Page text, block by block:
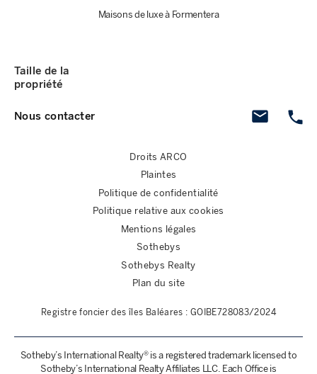
Maisons de luxe à Formentera
Nous contacter
Taille de la
propriété
Droits ARCO
Plaintes
Politique de confidentialité
Politique relative aux cookies
Mentions légales
Sothebys
Sothebys Realty
Plan du site
Registre foncier des îles Baléares : GOIBE728083/2024
Sotheby’s International Realty® is a registered trademark licensed to
Sotheby’s International Realty Affiliates LLC. Each Office is